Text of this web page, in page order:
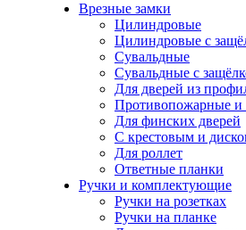
Врезные замки
Цилиндровые
Цилиндровые с
Сувальдные
Сувальдные с
Для дверей из
Противопожарные и
Для финских дверей
С крестовым и
Для роллет
Ответные планки
Ручки и комплектующие
Ручки на розетках
Ручки на планке